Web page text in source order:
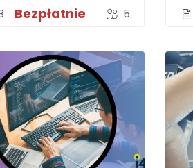
5
Bezpłatnie